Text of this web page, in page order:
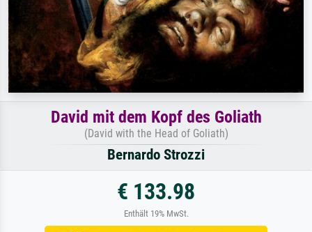
David mit dem Kopf des Goliath
(David with the Head of Goliath)
Bernardo Strozzi
€ 133.98
Enthält 19% MwSt.